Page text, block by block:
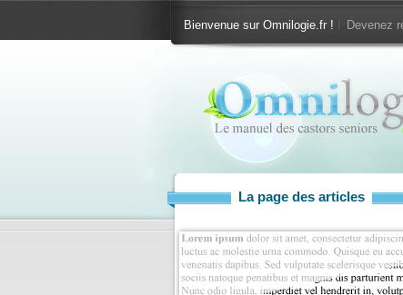
Bienvenue sur Omnilogie.fr ! Devenez
La page des articles